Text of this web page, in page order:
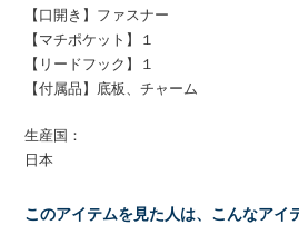
【口開き】ファスナー
【マチポケット】１
【リードフック】１
【付属品】底板、チャーム
生産国：
日本
このアイテムを見た人は、こんなアイ